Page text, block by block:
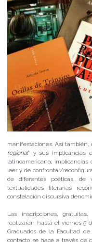
manifestaciones. Así también,
regional” y sus implicancias
latinoamericana;
leer y de confrontar/
de diferentes poéticas, de
textualidades literarias
constelación discursiva
Las inscripciones,
realizarán hasta el viernes 5
Graduados de la Facultad
contacto se hace a través de